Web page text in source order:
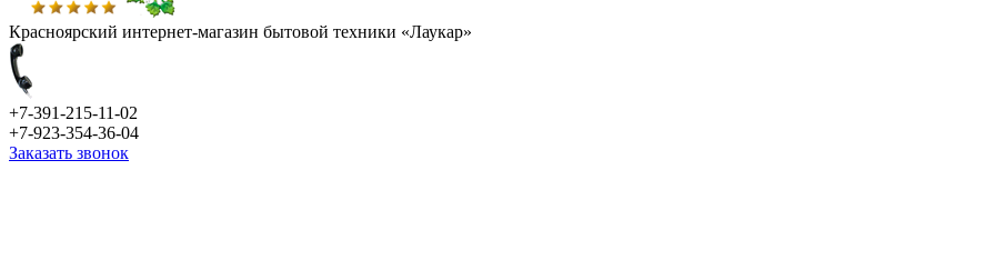
Красноярский интернет-магазин бытовой техники «Лаукар»
+7-391-215-11-02
+7-923-354-36-04
Заказать звонок